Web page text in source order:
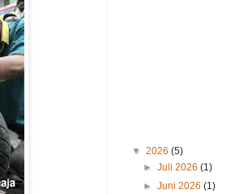
▼ 2026 (5)
►Juli 2026(1)
►Juni 2026(1)